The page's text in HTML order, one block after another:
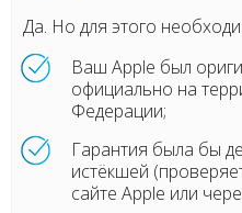
Да. Но для этого
Ваш Apple был
официально на
Федерации;
Гарантия была бы
истёкшей
сайте Apple или